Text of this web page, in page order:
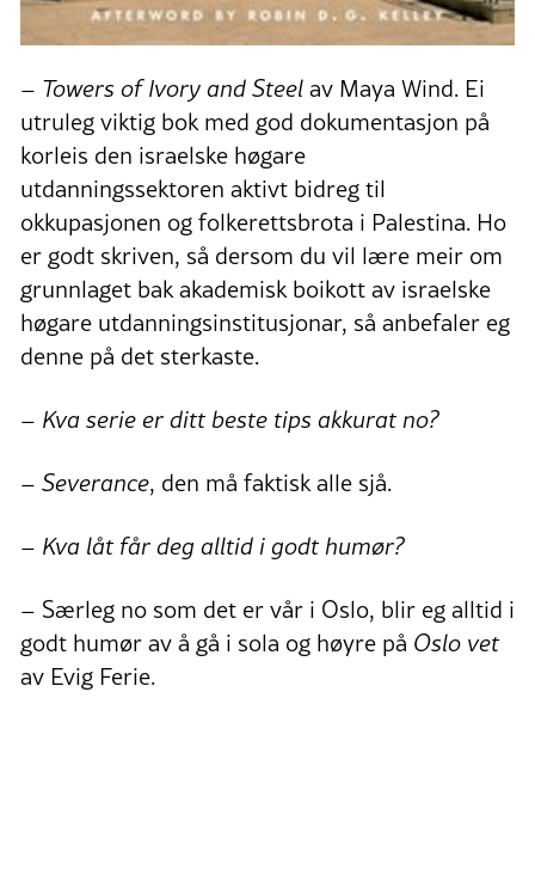
– Towers of Ivory and Steelav Maya Wind. Ei
utruleg viktig bok med god dokumentasjon på
korleis den israelske høgare
utdanningssektoren aktivt bidreg til
okkupasjonen og folkerettsbrota i Palestina. Ho
er godt skriven, så dersom du vil lære meir om
grunnlaget bak akademisk boikott av israelske
høgare utdanningsinstitusjonar, så anbefaler eg
denne på det sterkaste.
– Kva serie er ditt beste tips akkurat no?
– Severance, den må faktisk alle sjå.
– Kva låt får deg alltid i godt humør?
– Særleg no som det er vår i Oslo, blir eg alltid i
godt humør av å gå i sola og høyre på Oslo vet
av Evig Ferie.